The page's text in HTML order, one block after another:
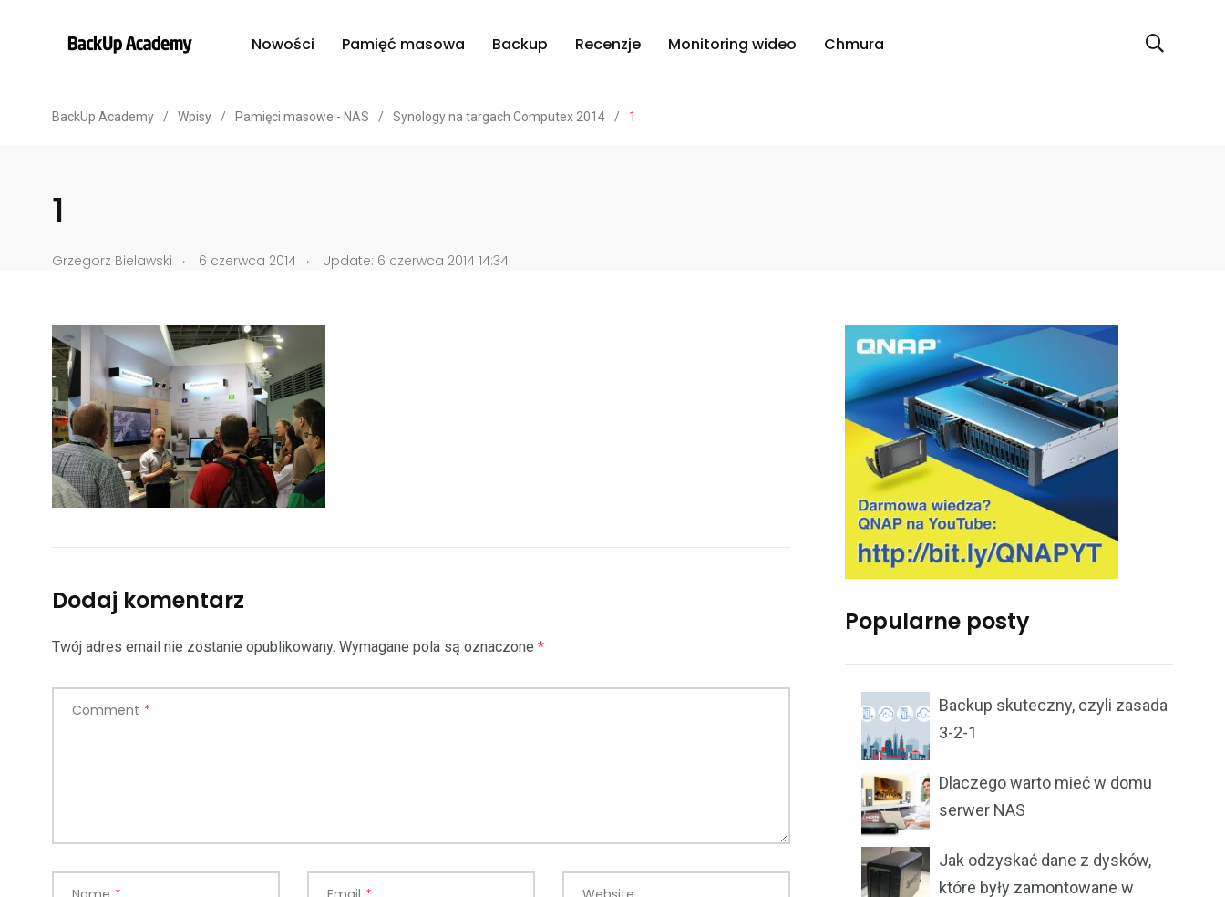
Nowości Pamięć masowa Backup Recenzje Monitoring wideo Chmura
BackUp Academy / Wpisy / Pamięci masowe - NAS / Synology na targach Computex 2014 / 1
1
Grzegorz Bielawski . 6 czerwca 2014 . Update: 6 czerwca 2014 14:34
Dodaj komentarz
Twój adres email nie zostanie opublikowany. Wymagane pola są oznaczone *
Comment *
Popularne posty
Backup skuteczny, czyli zasada
3-2-1
Dlaczego warto mieć w domu
serwer NAS
Jak odzyskać dane z dysków,
które były zamontowane w